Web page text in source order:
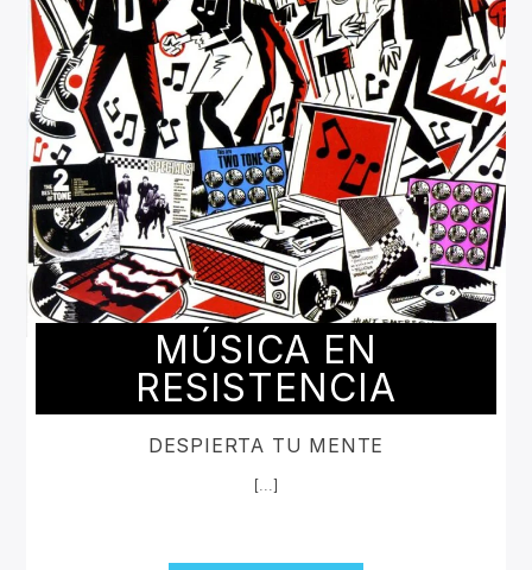
MÚSICA EN
RESISTENCIA
DESPIERTA TU MENTE
[...]